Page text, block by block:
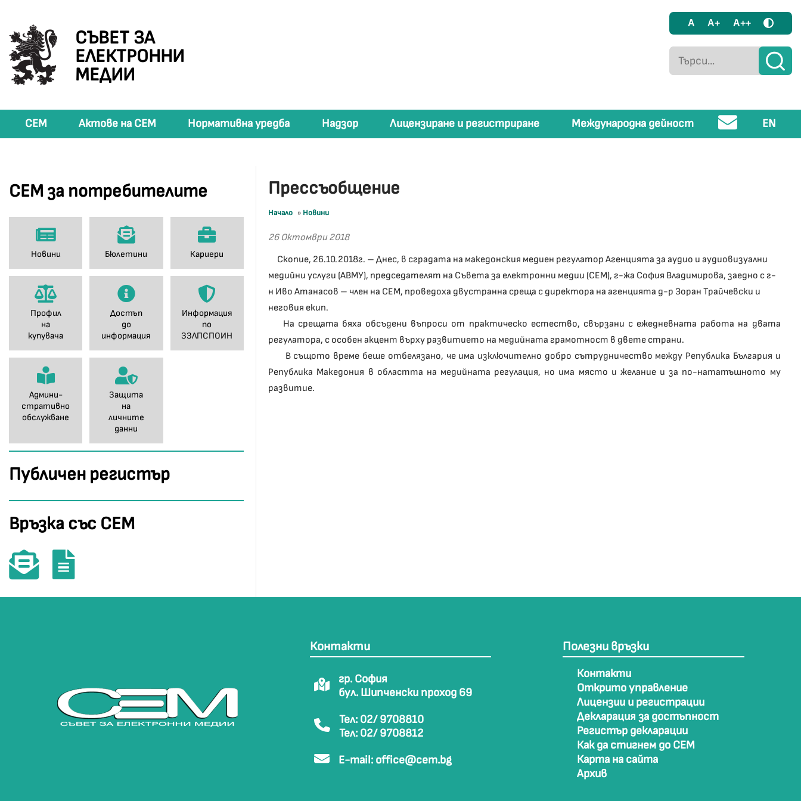
СЪВЕТ ЗА
ЕЛЕКТРОННИ
МЕДИИ
A A+ A++
СЕМ Актове на СЕМ Нормативна уредба Надзор Лицензиране и регистриране Международна дейност EN
СЕМ за потребителите
Новини Бюлетини Кариери
Профил
на
купувача
Достъп
до
информация
Информация
по
ЗЗЛПСПОИН
Админи-
стративно
обслужване
Защита
на
личните
данни
Публичен регистър
Връзка със СЕМ
Прессъобщение
Начало » Новини
26 Октомври 2018
Скопие, 26.10.2018г. – Днес, в сградата на македонския медиен регулатор Агенцията за аудио и аудиовизуални
медийни услуги (АВМУ), председателят на Съвета за електронни медии (СЕМ), г-жа София Владимирова, заедно с г-
н Иво Атанасов – член на СЕМ, проведоха двустранна среща с директора на aгенцията д-р Зоран Трайчевски и
неговия екип.
На срещата бяха обсъдени въпроси от практическо естество, свързани с ежедневната работа на двата
регулатора, с особен акцент върху развитието на медийната грамотност в двете страни.
В същото време беше отбелязано, че има изключително добро сътрудничество между Република България и
Република Македония в областта на медийната регулация, но има място и желание и за по-нататъшното му
развитие.
Контакти
гр. София
бул. Шипченски проход 69
Тел: 02/ 9708810
Тел: 02/ 9708812
E-mail: office@cem.bg
Полезни връзки
Контакти
Открито управление
Лицензии и регистрации
Декларация за достъпност
Регистър декларации
Как да стигнем до СЕМ
Карта на сайта
Архив